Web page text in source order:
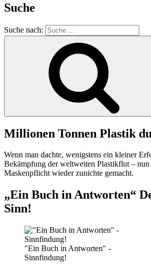
Suche
Suche nach:
Millionen Tonnen Plastik
Wenn man dachte, wenigstens ein kleiner
Bekämpfung der weltweiten Plastikflut –
Maskenpflicht wieder zunichte gemacht.
„Ein Buch in Antworten“
Sinn!
"Ein Buch in Antworten" -
Sinnfindung!